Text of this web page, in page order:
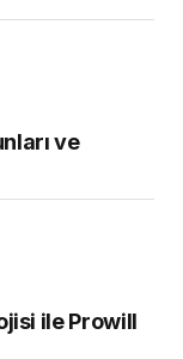
ve
ile Prowill